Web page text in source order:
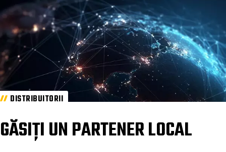
DISTRIBUITORII
GĂSIȚI UN PARTENER LOCAL